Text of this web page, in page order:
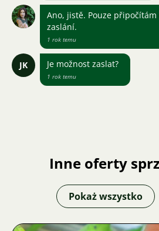
Ano, jistě. Pouze připočítám
zaslání.
1 rok temu
JK Je možnost zaslat?
1 rok temu
Inne oferty
Pokaż wszystko